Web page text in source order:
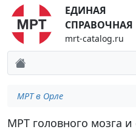
ЕДИНАЯ
СПРАВОЧНАЯ
mrt-catalog.ru
МРТ в Орле
МРТ головного мозга и